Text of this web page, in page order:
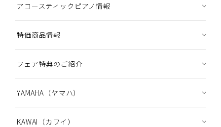
アコースティックピアノ情報
特価商品情報
フェア特典のご紹介
YAMAHA（ヤマハ）
KAWAI（カワイ）